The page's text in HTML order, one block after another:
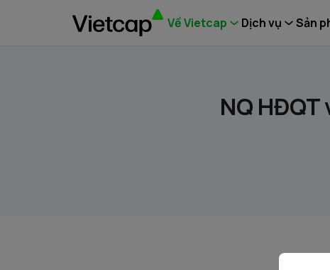
Về Vietcap Dịch vụ Sản
NQ